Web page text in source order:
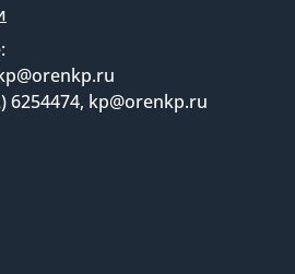
6254474, kp@orenkp.ru